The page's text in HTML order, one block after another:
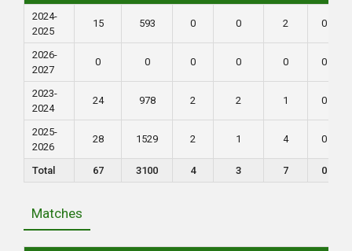
2024-
2025
15 593 0 0 2 0
2026-
2027
0 0 0 0 0 0
2023-
2024
24 978 2 2 1 0
2025-
2026
28 1529 2 1 4 0
Total 67 3100 4 3 7 0
Matches